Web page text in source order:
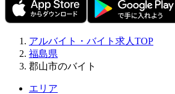
アルバイト・バイト求人TOP
福島県
郡山市のバイト
エリア